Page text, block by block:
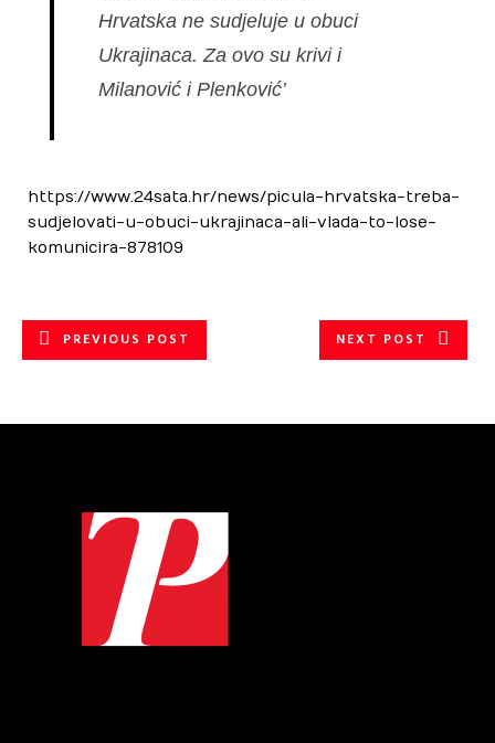
Hrvatska ne sudjeluje u obuci
Ukrajinaca. Za ovo su krivi i
Milanović i Plenković’
https://www.24sata.hr/news/picula-hrvatska-treba-
sudjelovati-u-obuci-ukrajinaca-ali-vlada-to-lose-
komunicira-878109
PREVIOUS POST NEXT POST